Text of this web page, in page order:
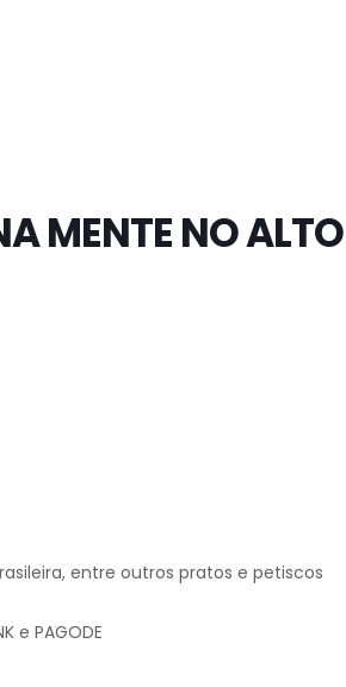
MENTE NO ALTO
entre outros pratos e petiscos
e PAGODE